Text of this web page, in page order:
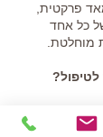
פרקטית,
כל אחד
מוחלטת.
אחד